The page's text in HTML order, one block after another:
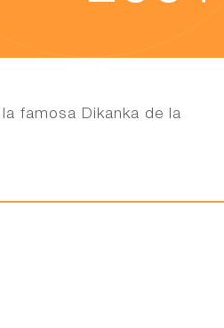
famosa Dikanka de la